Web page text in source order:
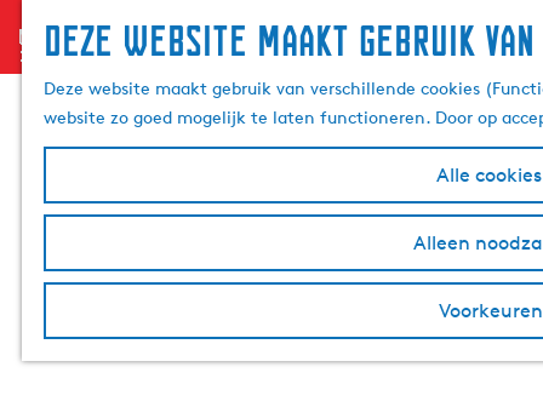
Deze website maakt gebruik
Deze website maakt gebruik van verschillende cookies
website zo goed mogelijk te laten functioneren. Door op
Alle
Alleen
menu
G
d
h
m
e